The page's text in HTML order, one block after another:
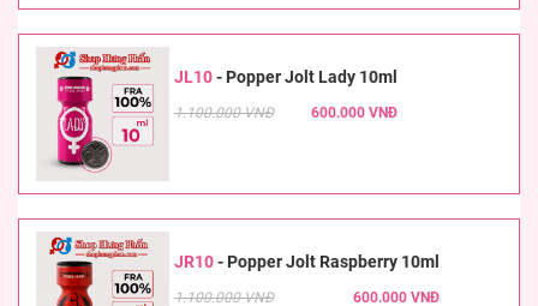
JL10- Popper Jolt Lady 10ml
1.100.000 VNĐ 600.000 VNĐ
JR10- Popper Jolt Raspberry 10ml
1.100.000 VNĐ 600.000 VNĐ